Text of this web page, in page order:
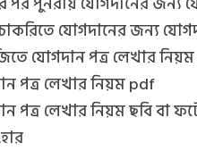
যোগদানের জন্য
যোগদান পত্র লেখার
পত্র লেখার নিয়ম pdf
পত্র লেখার নিয়ম ছবি বা